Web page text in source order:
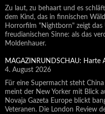
Zu laut, zu behaart und es
dem Kind, das in finnischen
Horrorfilm "Nightborn" zeigt das
freudianischen Sinne: als das
Moldenhauer.
MAGAZINRUNDSCHAU: Harte
4. August 2026
Für eine Supermacht steht
meint der New Yorker mit Blick
Novaja Gazeta Europe blickt
Veteranen. Die London Review